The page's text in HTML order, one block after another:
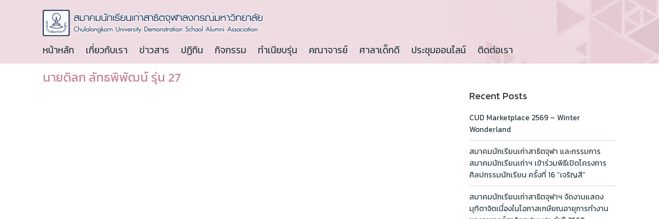
หน้าหลัก เกี่ยวกับเรา ข่าวสาร ปฏิทิน กิจกรรม ทำเนียบรุ่น คณาจารย์ ศาลาเด็กดี ประชุมออนไลน์ ติดต่อเรา
นายดิลก ลัทธพิพัฒน์ รุ่น 27
Recent Posts
CUD Marketplace 2569 – Winter
Wonderland
สมาคมนักเรียนเก่าสาธิตจุฬา และกรรมการ
สมาคมนักเรียนเก่าฯ เข้าร่วมพิธีเปิดโครงการ
ศิลปกรรมนักเรียน ครั้งที่ 16 “เจริญสี”
สมาคมนักเรียนเก่าสาธิตจุฬาฯ จัดงานแสดง
มุทิตาจิตเนื่องในโอกาสเกษียณอายุการทำงาน